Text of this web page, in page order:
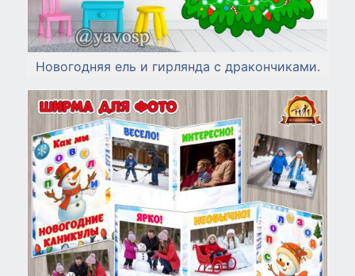
Новогодняя ель и гирлянда с дракончиками.